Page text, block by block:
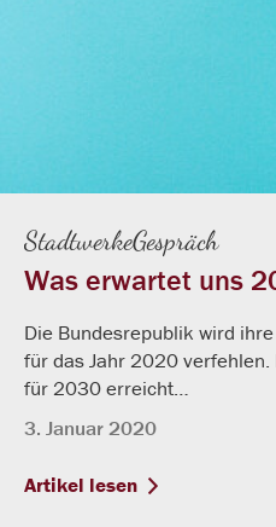
Was erwartet uns
StadtwerkeGespräch
Die Bundesrepublik wird
für das Jahr 2020
für 2030 erreicht…
3. Januar 2020
Artikel lesen